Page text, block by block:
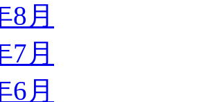
8月
7月
6月